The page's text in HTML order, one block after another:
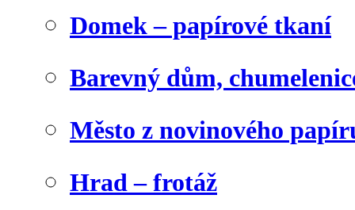
Domek – papírové tkaní
Barevný dům,
Město z novinového
Hrad – frotáž